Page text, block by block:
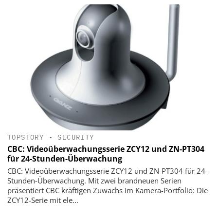
TOPSTORY • SECURITY
CBC: Videoüberwachungsserie ZCY12 und ZN-PT304
für 24-Stunden-Überwachung
CBC: Videoüberwachungsserie ZCY12 und ZN-PT304 für 24-
Stunden-Überwachung. Mit zwei brandneuen Serien
präsentiert CBC kräftigen Zuwachs im Kamera-Portfolio: Die
ZCY12-Serie mit ele...